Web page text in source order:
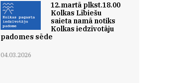
12.martā plkst.18.00
Kolkas Lībiešu
saieta namā notiks
Kolkas iedzīvotāju
padomes sēde
04.03.2026